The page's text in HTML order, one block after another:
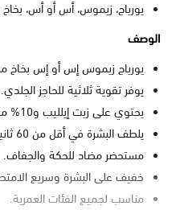
يورياج، زيموس، أس أو أس، بخاخ
الوصف
يورياج زيموس إس أو إس بخاخ
يوفر تقوية ثلاثية للحاجز الجلدي.
يحتوي على زيت إيلليب و10% من زبدة الشيا.
يلطف البشرة في أقل من 60 ثانية.
مستحضر مضاد للحكة والجفاف.
خفيف على البشرة وسريع
مناسب لجميع الفئات العمرية.